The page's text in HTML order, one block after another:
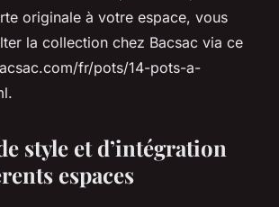
originale à votre espace, vous
la collection chez Bacsac via ce
fr/pots/14-pots-a-
style et d’intégration
espaces